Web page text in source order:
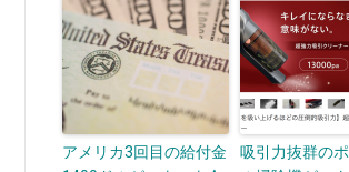
アメリカ3回目の給付金
吸引力抜群の